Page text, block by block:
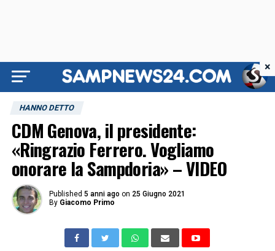
HANNO DETTO
CDM Genova, il presidente:
«Ringrazio Ferrero. Vogliamo
onorare la Sampdoria» – VIDEO
Published 5 anni ago on 25 Giugno 2021
By Giacomo Primo
×